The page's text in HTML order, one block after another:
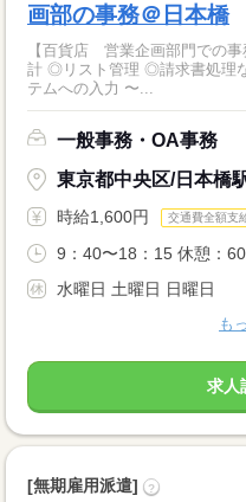
画部の事務＠日本橋
【百貨店 営業企画部門での
計 ◎リスト管理 ◎請求書処理
テムへの入力 〜...
一般事務・OA事務
東京都中央区/日本橋
時給1,600円 交通費全額支
9：40〜18：15 休憩：
水曜日 土曜日 日曜日
も
求人
[無期雇用派遣] ?